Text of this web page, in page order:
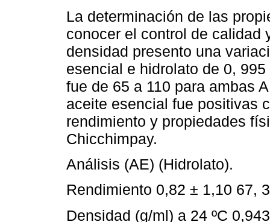
La determinación de las
conocer el control de calidad
densidad presento una
esencial e hidrolato de 0,
fue de 65 a 110 para ambas
aceite esencial fue positivas
rendimiento y propiedades
Chicchimpay.
Análisis (AE) (Hidrolato).
Rendimiento 0,82 ± 1,10 67,
Densidad (g/ml) a 24 ºC